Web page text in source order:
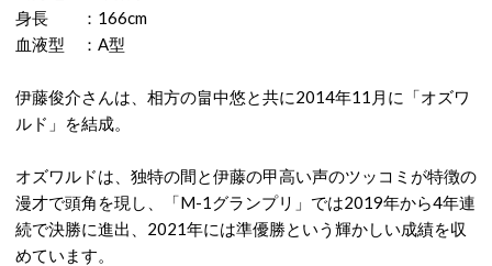
身長 ：166cm
血液型 ：A型
伊藤俊介さんは、 相方の畠中悠と共に2014年11月に「オズワ
ルド」を結成。
オズワルドは、独特の間と伊藤の甲高い声のツッコミが特徴の
漫才で頭角を現し、「M-1グランプリ」では2019年から4年連
続で決勝に進出、2021年には準優勝という輝かしい成績を収
めています。